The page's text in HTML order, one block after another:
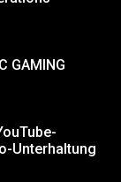
GAMING
Unterhaltung